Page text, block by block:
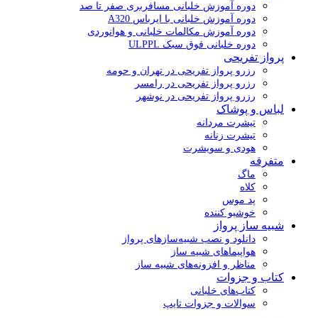
دوره آموزش خلبانی مسافربری صفر تا صد
دوره آموزش خلبانی با ایرباس A320
دوره آموزش مکالمات خلبانی و هوانوردی
دوره خلبانی فوق سبک ULPPL
پرواز تفریحی
رزرو پرواز تفریحی در تهران و حومه
رزرو پرواز تفریحی در رامسر
رزرو پرواز تفریحی در نوشهر
لباس و پوشاک
تیشرت مردانه
تیشرت زنانه
هودی و سویشرت
متفرقه
ماگ
کلاه
پد موس
خوشبو کننده
شبیه ساز پرواز
دانلود و نصب شبیه‌سازهای پرواز
هواپیماهای شبیه ساز
مناظر و افزونه‌های شبیه ساز
کتاب و جزوات
کتاب‌های خلبانی
سوالات و جزوات تایپ